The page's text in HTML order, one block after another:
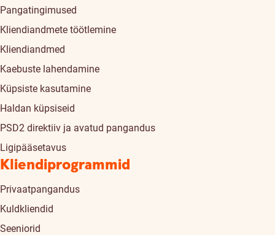
Pangatingimused
Kliendiandmete töötlemine
Kliendiandmed
Kaebuste lahendamine
Küpsiste kasutamine
Haldan küpsiseid
PSD2 direktiiv ja avatud pangandus
Ligipääsetavus
Kliendiprogrammid
Privaatpangandus
Kuldkliendid
Seeniorid